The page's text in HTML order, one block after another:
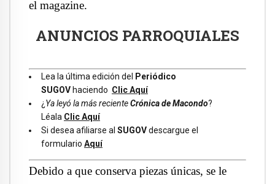
el magazine.
ANUNCIOS PARROQUIALES
Lea la última edición del
Periódico
SUGOV haciendo Clic Aquí
¿ Ya leyó la más recienteCrónica de Macondo?
Léala Clic Aquí
Si desea afiliarse al SUGOVdescargue el
formulario Aquí
Debido a que conserva piezas únicas, se le